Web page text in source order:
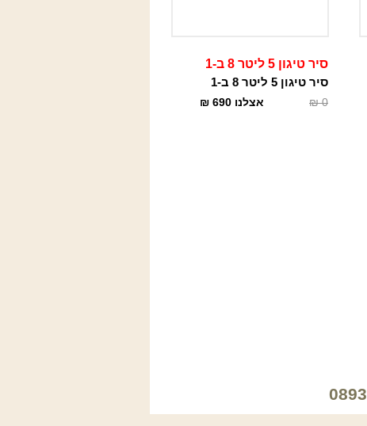
סיר טיגון 5 ליטר 8 ב-1
סיר טיגון 5 ליטר 8 ב-1
0
₪ אצלנו 690
₪